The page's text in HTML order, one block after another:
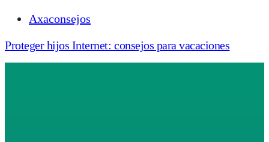
Axaconsejos
Proteger hijos Internet: consejos para vacaciones